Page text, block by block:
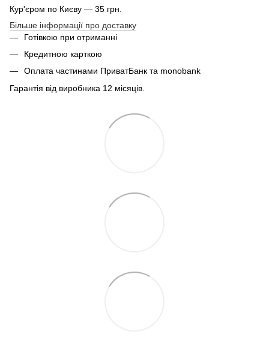
Кур'єром по Києву — 35 грн.
Більше інформації про доставку
Готівкою при отриманні
Кредитною карткою
Оплата частинами ПриватБанк та monobank
Гарантія від виробника 12 місяців.